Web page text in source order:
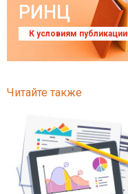
РИНЦ
К условиям публикации
Читайте также